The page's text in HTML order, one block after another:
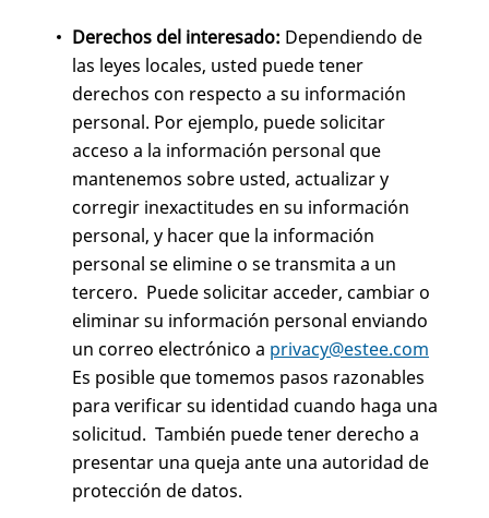
Derechos del interesado: Dependiendo de
las leyes locales, usted puede tener
derechos con respecto a su información
personal. Por ejemplo, puede solicitar
acceso a la información personal que
mantenemos sobre usted, actualizar y
corregir inexactitudes en su información
personal, y hacer que la información
personal se elimine o se transmita a un
tercero. Puede solicitar acceder, cambiar o
eliminar su información personal enviando
un correo electrónico a privacy@estee.com
Es posible que tomemos pasos razonables
para verificar su identidad cuando haga una
solicitud. También puede tener derecho a
presentar una queja ante una autoridad de
protección de datos.